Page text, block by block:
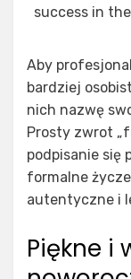
success in
Aby
bardziej
nich nazwę
Prosty zwrot
podpisanie się
formalne
autentyczne i
Piękne i